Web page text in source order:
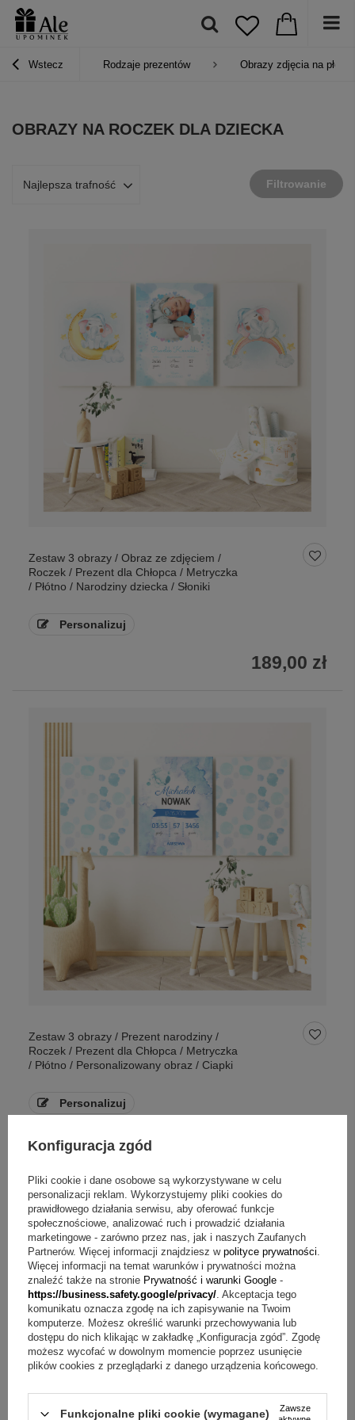
Wstecz Rodzaje prezentów Obrazy zdjęcia na
OBRAZY NA ROCZEK DLA DZIECKA
Najlepsza trafność Filtrowanie
Zestaw 3 obrazy / Obraz ze zdjęciem /
Roczek / Prezent dla Chłopca / Metryczka
/ Płótno / Narodziny dziecka / Słoniki
Personalizuj
189,00 zł
Zestaw 3 obrazy / Prezent narodziny /
Roczek / Prezent dla Chłopca / Metryczka
/ Płótno / Personalizowany obraz / Ciapki
Personalizuj
Konfiguracja zgód
Pliki cookie i dane osobowe są wykorzystywane w celu
personalizacji reklam. Wykorzystujemy pliki cookies do
prawidłowego działania serwisu, aby oferować funkcje
społecznościowe, analizować ruch i prowadzić działania
marketingowe - zarówno przez nas, jak i naszych Zaufanych
Partnerów. Więcej informacji znajdziesz w polityce prywatności.
Więcej informacji na temat warunków i prywatności można
znaleźć także na stronie Prywatność i warunki Google -
https://business.safety.google/privacy/. Akceptacja tego
komunikatu oznacza zgodę na ich zapisywanie na Twoim
komputerze. Możesz określić warunki przechowywania lub
dostępu do nich klikając w zakładkę „Konfiguracja zgód”. Zgodę
możesz wycofać w dowolnym momencie poprzez usunięcie
plików cookies z przeglądarki z danego urządzenia końcowego.
Funkcjonalne pliki cookie (wymagane)
Zawsze